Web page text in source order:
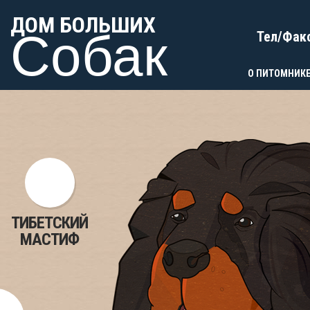
Тел/
О ПИТОМНИКЕ
ДОМ БОЛЬШИХ
Собак
ТИБЕТСКИЙ
МАСТИФ